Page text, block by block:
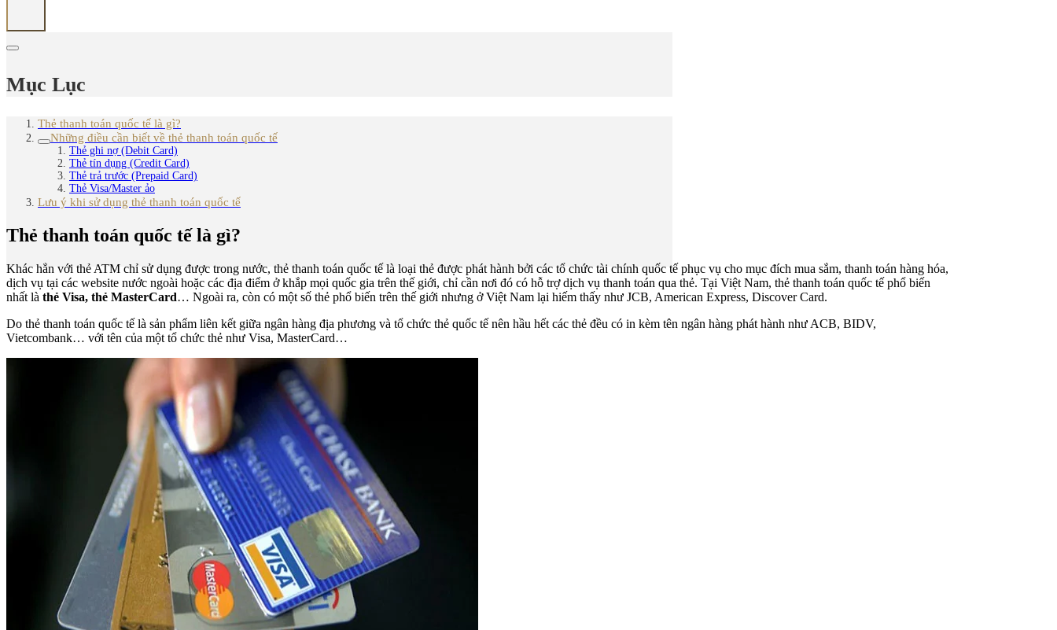
Mục Lục
Thẻ thanh toán quốc tế là gì?
Những điều cần biết về thẻ thanh toán quốc tế
Thẻ ghi nợ (Debit Card)
Thẻ tín dụng (Credit Card)
Thẻ trả trước (Prepaid Card)
Thẻ Visa/Master ảo
Lưu ý khi sử dụng thẻ thanh toán quốc tế
Thẻ thanh toán quốc tế là gì?
Khác hẳn với thẻ ATM chỉ sử dụng được trong nước, thẻ thanh toán quốc tế là loại thẻ được phát hành bởi các tổ chức tài chính quốc tế phục vụ cho mục đích mua sắm, thanh toán hàng hóa,
dịch vụ tại các website nước ngoài hoặc các địa điểm ở khắp mọi quốc gia trên thế giới, chỉ cần nơi đó có hỗ trợ dịch vụ thanh toán qua thẻ. Tại Việt Nam, thẻ thanh toán quốc tế phổ biến
nhất là thẻ Visa, thẻ MasterCard… Ngoài ra, còn có một số thẻ phổ biến trên thế giới nhưng ở Việt Nam lại hiếm thấy như JCB, American Express, Discover Card.
Do thẻ thanh toán quốc tế là sản phẩm liên kết giữa ngân hàng địa phương và tổ chức thẻ quốc tế nên hầu hết các thẻ đều có in kèm tên ngân hàng phát hành như ACB, BIDV,
Vietcombank… với tên của một tổ chức thẻ như Visa, MasterCard…